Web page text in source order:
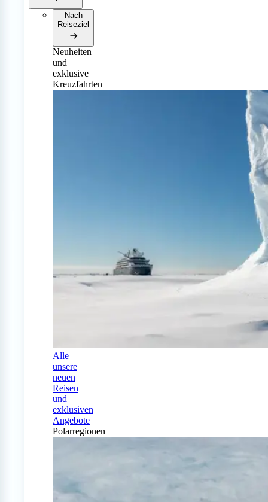
Nach
Reiseziel
Neuheiten
und
exklusive
Kreuzfahrten
Alle
unsere
neuen
Reisen
und
exklusiven
Angebote
Polarregionen